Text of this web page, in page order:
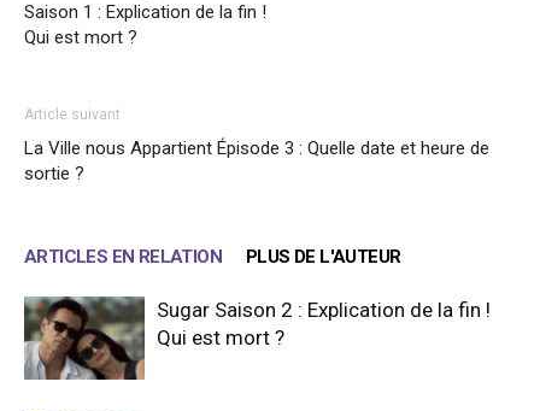
Saison 1 : Explication de la fin !
Qui est mort ?
Article suivant
La Ville nous Appartient Épisode 3 : Quelle date et heure de
sortie ?
ARTICLES EN RELATION PLUS DE L'AUTEUR
Sugar Saison 2 : Explication de la fin !
Qui est mort ?